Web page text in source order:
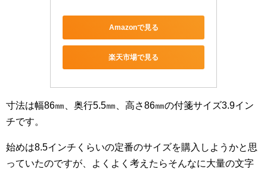
Amazonで見る
楽天市場で見る
寸法は幅86㎜、奥行5.5㎜、高さ86㎜の付箋サイズ3.9イン
チです。
始めは8.5インチくらいの定番のサイズを購入しようかと思
っていたのですが、よくよく考えたらそんなに大量の文字